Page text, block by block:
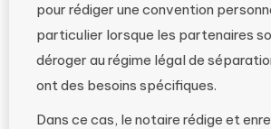
pour rédiger une convention
particulier lorsque les partenaires
déroger au régime légal de
ont des besoins spécifiques.
Dans ce cas, le notaire rédige et